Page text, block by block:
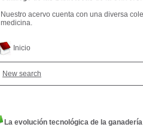
Inicio
New search
La evolución tecnológica de la
Nuestro acervo cuenta con una diversa
medicina.